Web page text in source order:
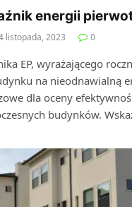
energii
listopada, 2023 0
EP, wyrażającego
na nieodnawialną
dla oceny
budynków.